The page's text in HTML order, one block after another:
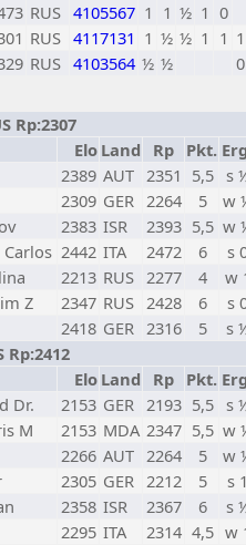
RUS 4105567 1 1 ½ 1 0
RUS 4117131 1 ½ ½ 1 1 1
RUS 4103564 ½ ½ 0
Rp:2307
Elo Land Rp Pkt.
2389 AUT 2351 5,5
s
2309 GER 2264 5
w
2383 ISR 2393 5,5 w
2442 ITA 2472 6
s
2213 RUS 2277 4
w
Z 2347 RUS 2428 6
s
2418 GER 2316 5
s
Rp:2412
Elo Land Rp Pkt.
Dr. 2153 GER 2193 5,5
s
M 2153 MDA 2347 5,5 w
2266 AUT 2264 5
w
2305 GER 2212 5
s
2358 ISR 2367 6
s
2295 ITA 2314 4,5 w